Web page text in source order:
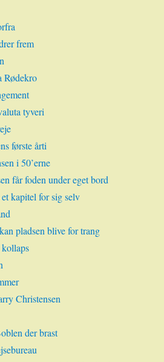
frem
Rødekro
tyveri
første årti
i 50’erne
får foden under eget bord
kapitel for sig selv
pladsen blive for trang
Christensen
der brast